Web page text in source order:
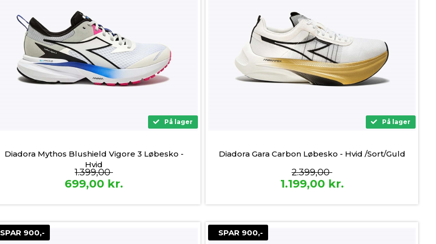
På lager
Diadora Mythos Blushield Vigore 3 Løbesko -
Hvid
1.399,00
699,00 kr.
På lager
Diadora Gara Carbon Løbesko - Hvid /Sort/Guld
2.399,00
1.199,00 kr.
SPAR 900,- SPAR 900,-